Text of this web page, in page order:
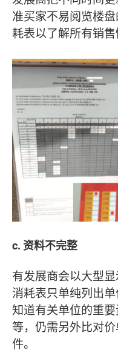
准买家不易阅览楼
耗表以了解所有销售
c. 资料不完整
有发展商会以大型
消耗表只单纯列出
知道有关单位的重
等，仍需另外比对
件。